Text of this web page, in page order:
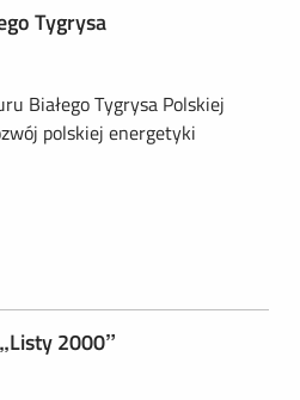
Tygrysa
Białego Tygrysa Polskiej
polskiej energetyki
2000”